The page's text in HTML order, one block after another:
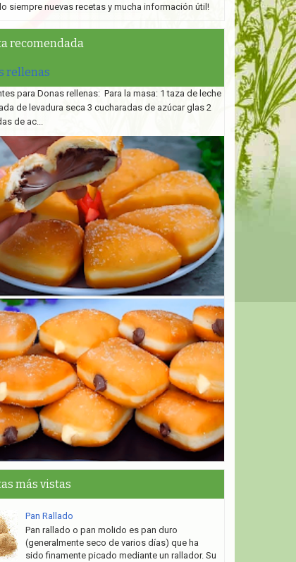
siempre nuevas recetas y mucha información útil!
recomendada
rellenas
para Donas rellenas: Para la masa: 1 taza de leche
de levadura seca 3 cucharadas de azúcar glas 2
de ac...
más vistas
Pan Rallado
Pan rallado o pan molido es pan duro
(generalmente seco de varios días) que ha
sido finamente picado mediante un rallador. Su